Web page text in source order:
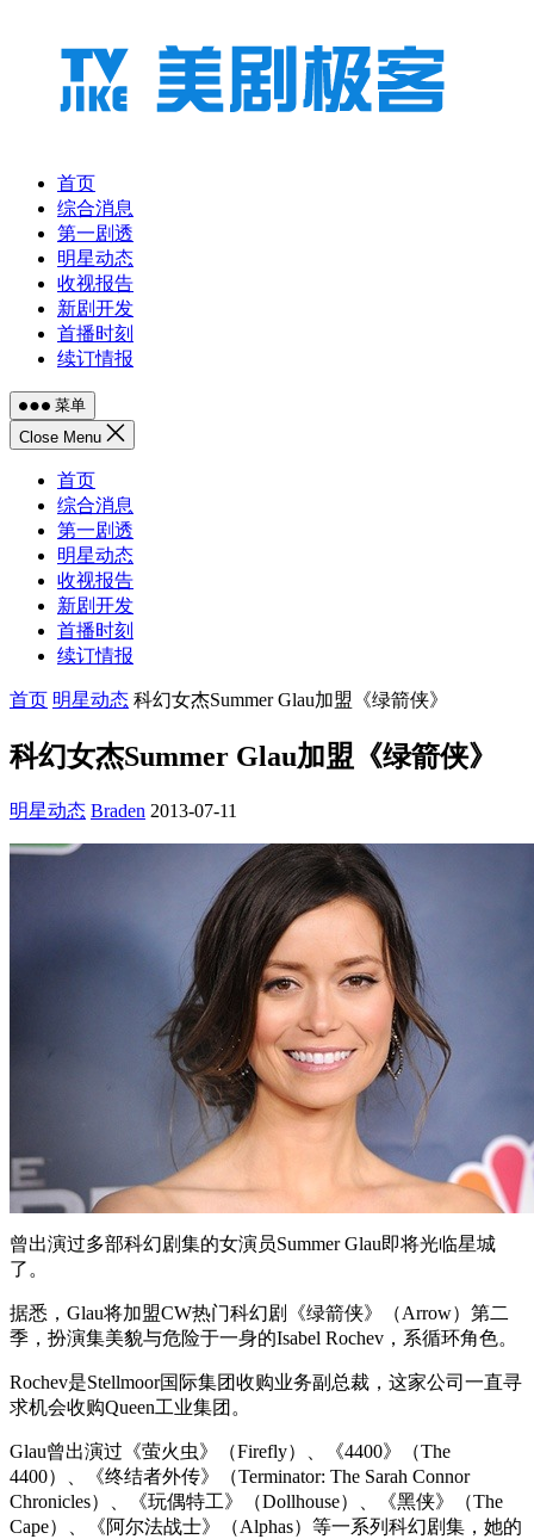
首页
综合消息
第一剧透
明星动态
收视报告
新剧开发
首播时刻
续订情报
菜单
Close Menu
首页
综合消息
第一剧透
明星动态
收视报告
新剧开发
首播时刻
续订情报
首页 明星动态 科幻女杰Summer Glau加盟《绿箭侠》
科幻女杰Summer Glau加盟《绿箭侠》
明星动态 Braden 2013-07-11
曾出演过多部科幻剧集的女演员Summer Glau即将光临星城
了。
据悉，Glau将加盟CW热门科幻剧《绿箭侠》（Arrow）第二
季，扮演集美貌与危险于一身的Isabel Rochev，系循环角色。
Rochev是Stellmoor国际集团收购业务副总裁，这家公司一直寻
求机会收购Queen工业集团。
Glau曾出演过《萤火虫》（Firefly）、《4400》（The
4400）、《终结者外传》（Terminator: The Sarah Connor
Chronicles）、《玩偶特工》（Dollhouse）、《黑侠》（The
Cape）、《阿尔法战士》（Alphas）等一系列科幻剧集，她的